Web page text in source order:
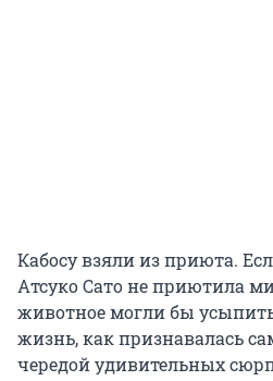
Кабосу взяли из приюта.
Атсуко Сато не приютила
животное могли бы
жизнь, как признавалась
чередой удивительных